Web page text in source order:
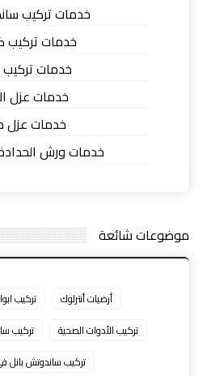
خدمات تركيب
خدمات تركيب
خدمات
خدمات عزل
خدمات عزل
خدمات ورش
موضوعات شائعة
أرضيات أنترلوك
تركيب
تركيب الأدوات الصحية
تركيب
تركيب ساندوتش بانل